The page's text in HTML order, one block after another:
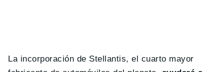
La incorporación de Stellantis, el cuarto mayor